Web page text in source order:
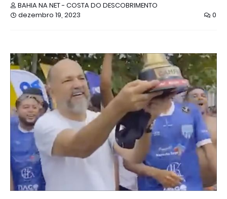
BAHIA NA NET - COSTA DO DESCOBRIMENTO
dezembro 19, 2023
0